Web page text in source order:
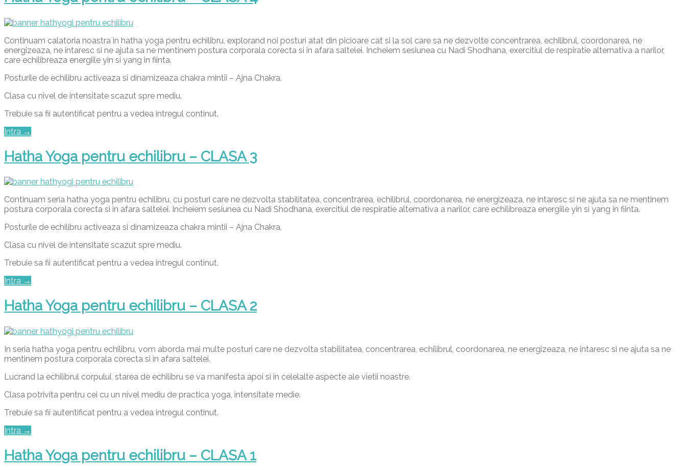
Continuam calatoria noastra in hatha yoga pentru echilibru, explorand noi posturi atat din picioare cat si la sol care sa ne dezvolte concentrarea, echilibrul, coordonarea, ne
energizeaza, ne intaresc si ne ajuta sa ne mentinem postura corporala corecta si in afara saltelei. Incheiem sesiunea cu Nadi Shodhana, exercitiul de respiratie alternativa a narilor,
care echilibreaza energiile yin si yang in fiinta.
Posturile de echilibru activeaza si dinamizeaza chakra mintii – Ajna Chakra.
Clasa cu nivel de intensitate scazut spre mediu.
Trebuie sa fii autentificat pentru a vedea intregul continut.
Intra →
Hatha Yoga pentru echilibru – CLASA 3
Continuam seria hatha yoga pentru echilibru, cu posturi care ne dezvolta stabilitatea, concentrarea, echilibrul, coordonarea, ne energizeaza, ne intaresc si ne ajuta sa ne mentinem
postura corporala corecta si in afara saltelei. Incheiem sesiunea cu Nadi Shodhana, exercitiul de respiratie alternativa a narilor, care echilibreaza energiile yin si yang in fiinta.
Posturile de echilibru activeaza si dinamizeaza chakra mintii – Ajna Chakra.
Clasa cu nivel de intensitate scazut spre mediu.
Trebuie sa fii autentificat pentru a vedea intregul continut.
Intra →
Hatha Yoga pentru echilibru – CLASA 2
In seria hatha yoga pentru echilibru, vom aborda mai multe posturi care ne dezvolta stabilitatea, concentrarea, echilibrul, coordonarea, ne energizeaza, ne intaresc si ne ajuta sa ne
mentinem postura corporala corecta si in afara saltelei.
Lucrand la echilibrul corpului, starea de echilibru se va manifesta apoi si in celelalte aspecte ale vietii noastre.
Clasa potrivita pentru cei cu un nivel mediu de practica yoga, intensitate medie.
Trebuie sa fii autentificat pentru a vedea intregul continut.
Intra →
Hatha Yoga pentru echilibru – CLASA 1